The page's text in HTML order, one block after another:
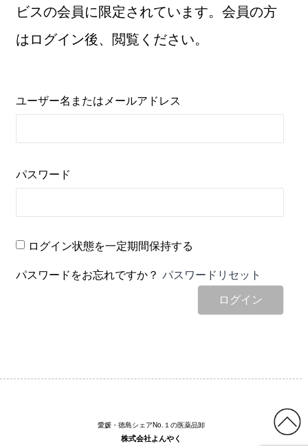
ビスの会員に限定されています。会員の方
はログイン後、閲覧ください。
ユーザー名またはメールアドレス
パスワード
ログイン状態を一定期間保持する
パスワードをお忘れですか？パスワードリセット
ログイン
愛媛・徳島シェアNo.１の医薬品卸
株式会社よんやく